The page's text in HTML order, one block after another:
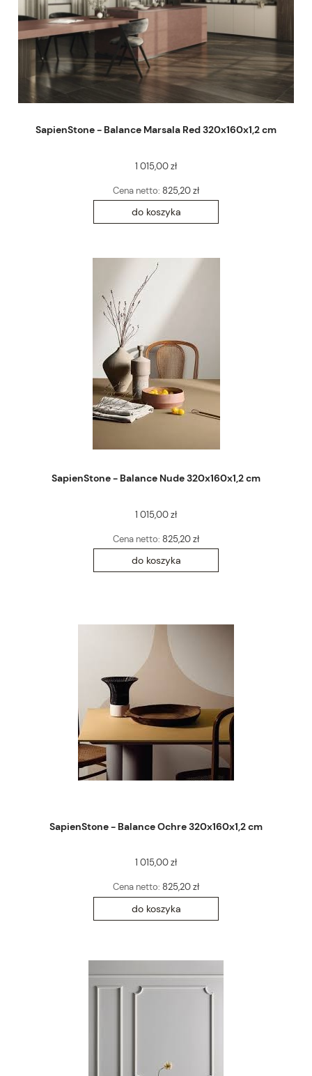
SapienStone - Balance Marsala Red 320x160x1,2 cm
1 015,00 zł
Cena netto: 825,20 zł
do koszyka
SapienStone - Balance Nude 320x160x1,2 cm
1 015,00 zł
Cena netto: 825,20 zł
do koszyka
SapienStone - Balance Ochre 320x160x1,2 cm
1 015,00 zł
Cena netto: 825,20 zł
do koszyka